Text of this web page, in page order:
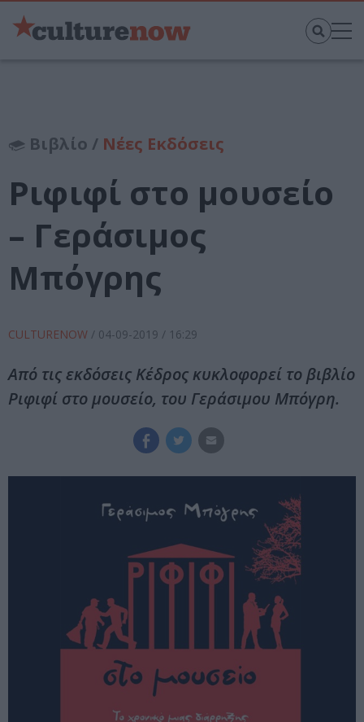
Βιβλίο / Νέες Εκδόσεις
Ριφιφί στο μουσείο
– Γεράσιμος
Μπόγρης
CULTURENOW / 04-09-2019 / 16:29
Από τις εκδόσεις Κέδρος κυκλοφορεί το βιβλίο
Ριφιφί στο μουσείο, του Γεράσιμου Μπόγρη.